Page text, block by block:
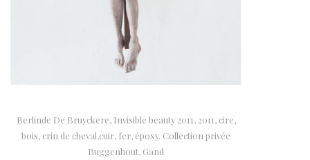
Berlinde De Bruyckere, Invisible beauty 2011, 2011, cire,
bois, crin de cheval,cuir, fer, époxy. Collection privée
Buggenhout, Gand